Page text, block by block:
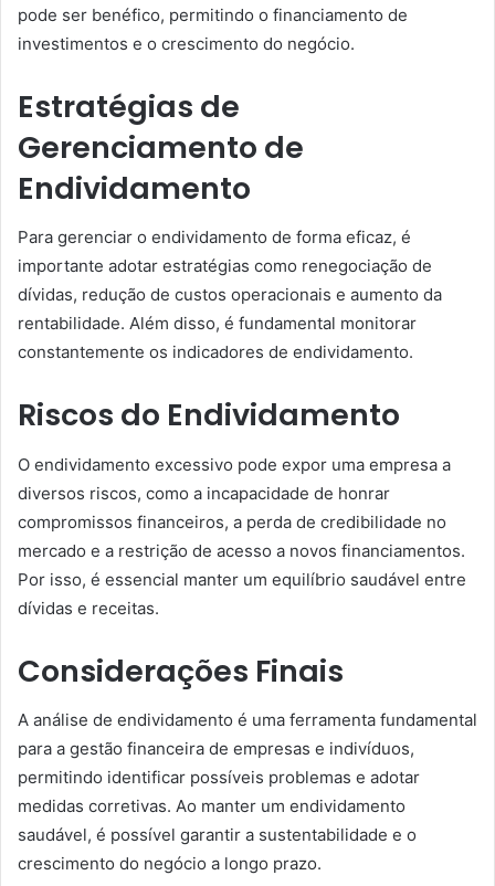
pode ser benéfico, permitindo o financiamento de
investimentos e o crescimento do negócio.
Estratégias de
Gerenciamento de
Endividamento
Para gerenciar o endividamento de forma eficaz, é
importante adotar estratégias como renegociação de
dívidas, redução de custos operacionais e aumento da
rentabilidade. Além disso, é fundamental monitorar
constantemente os indicadores de endividamento.
Riscos do Endividamento
O endividamento excessivo pode expor uma empresa a
diversos riscos, como a incapacidade de honrar
compromissos financeiros, a perda de credibilidade no
mercado e a restrição de acesso a novos financiamentos.
Por isso, é essencial manter um equilíbrio saudável entre
dívidas e receitas.
Considerações Finais
A análise de endividamento é uma ferramenta fundamental
para a gestão financeira de empresas e indivíduos,
permitindo identificar possíveis problemas e adotar
medidas corretivas. Ao manter um endividamento
saudável, é possível garantir a sustentabilidade e o
crescimento do negócio a longo prazo.